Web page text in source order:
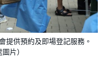
提供預約及即場登記服務。
片）